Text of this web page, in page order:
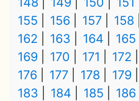
155
156 157 158
162
163 164 165
169
170 171 172
176
177 178 179
183
184 185 186